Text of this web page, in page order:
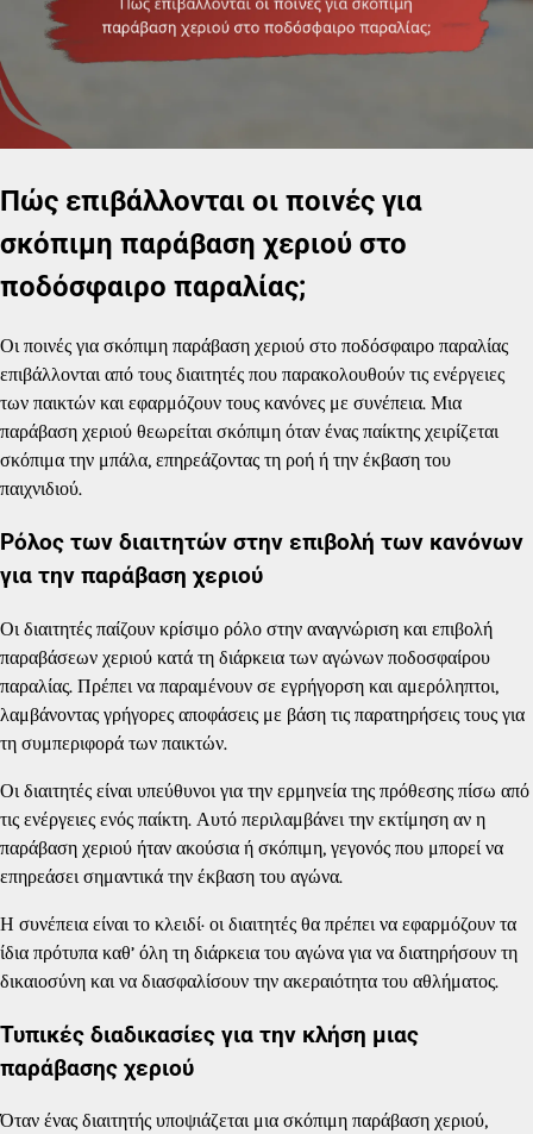
Πώς επιβάλλονται οι ποινές για
σκόπιμη παράβαση χεριού στο
ποδόσφαιρο παραλίας;
Οι ποινές για σκόπιμη παράβαση χεριού στο ποδόσφαιρο παραλίας
επιβάλλονται από τους διαιτητές που παρακολουθούν τις ενέργειες
των παικτών και εφαρμόζουν τους κανόνες με συνέπεια. Μια
παράβαση χεριού θεωρείται σκόπιμη όταν ένας παίκτης χειρίζεται
σκόπιμα την μπάλα, επηρεάζοντας τη ροή ή την έκβαση του
παιχνιδιού.
Ρόλος των διαιτητών στην επιβολή των κανόνων
για την παράβαση χεριού
Οι διαιτητές παίζουν κρίσιμο ρόλο στην αναγνώριση και επιβολή
παραβάσεων χεριού κατά τη διάρκεια των αγώνων ποδοσφαίρου
παραλίας. Πρέπει να παραμένουν σε εγρήγορση και αμερόληπτοι,
λαμβάνοντας γρήγορες αποφάσεις με βάση τις παρατηρήσεις τους για
τη συμπεριφορά των παικτών.
Οι διαιτητές είναι υπεύθυνοι για την ερμηνεία της πρόθεσης πίσω από
τις ενέργειες ενός παίκτη. Αυτό περιλαμβάνει την εκτίμηση αν η
παράβαση χεριού ήταν ακούσια ή σκόπιμη, γεγονός που μπορεί να
επηρεάσει σημαντικά την έκβαση του αγώνα.
Η συνέπεια είναι το κλειδί· οι διαιτητές θα πρέπει να εφαρμόζουν τα
ίδια πρότυπα καθ’ όλη τη διάρκεια του αγώνα για να διατηρήσουν τη
δικαιοσύνη και να διασφαλίσουν την ακεραιότητα του αθλήματος.
Τυπικές διαδικασίες για την κλήση μιας
παράβασης χεριού
Όταν ένας διαιτητής υποψιάζεται μια σκόπιμη παράβαση χεριού,